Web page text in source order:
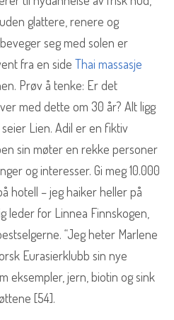
glattere, renere og
seg med solen er
fra en side Thai massasje
Prøv å tenke: Er det
med dette om 30 år? Alt ligg
Lien. Adil er en fiktiv
sin møter en rekke personer
og interesser. Gi meg 10.000
hotell – jeg haiker heller på
leder for Linnea Finnskogen,
“Jeg heter Marlene
Eurasierklubb sin nye
eksempler, jern, biotin og sink
[54].